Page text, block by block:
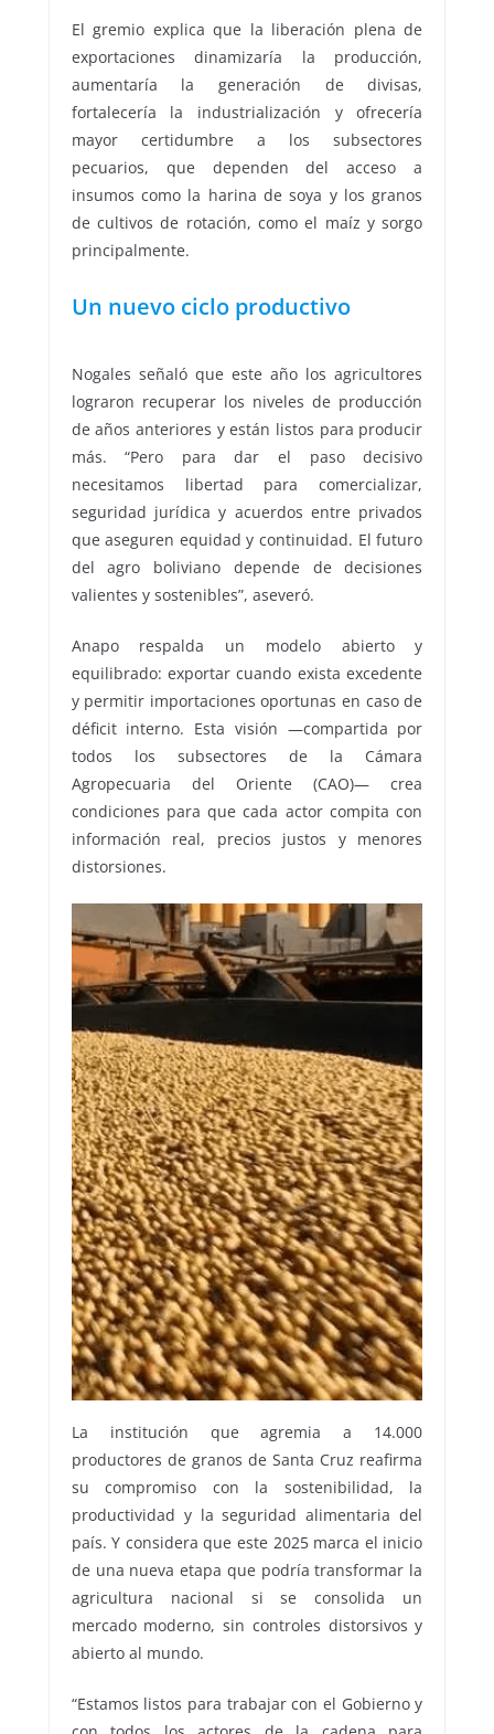
El gremio explica que la liberación plena de
exportaciones dinamizaría la producción,
aumentaría la generación de divisas,
fortalecería la industrialización y ofrecería
mayor certidumbre a los subsectores
pecuarios, que dependen del acceso a
insumos como la harina de soya y los granos
de cultivos de rotación, como el maíz y sorgo
principalmente.
Un nuevo ciclo productivo
Nogales señaló que este año los agricultores
lograron recuperar los niveles de producción
de años anteriores y están listos para producir
más. “Pero para dar el paso decisivo
necesitamos libertad para comercializar,
seguridad jurídica y acuerdos entre privados
que aseguren equidad y continuidad. El futuro
del agro boliviano depende de decisiones
valientes y sostenibles”, aseveró.
Anapo respalda un modelo abierto y
equilibrado: exportar cuando exista excedente
y permitir importaciones oportunas en caso de
déficit interno. Esta visión —compartida por
todos los subsectores de la Cámara
Agropecuaria del Oriente (CAO)— crea
condiciones para que cada actor compita con
información real, precios justos y menores
distorsiones.
La institución que agremia a 14.000
productores de granos de Santa Cruz reafirma
su compromiso con la sostenibilidad, la
productividad y la seguridad alimentaria del
país. Y considera que este 2025 marca el inicio
de una nueva etapa que podría transformar la
agricultura nacional si se consolida un
mercado moderno, sin controles distorsivos y
abierto al mundo.
“Estamos listos para trabajar con el Gobierno y